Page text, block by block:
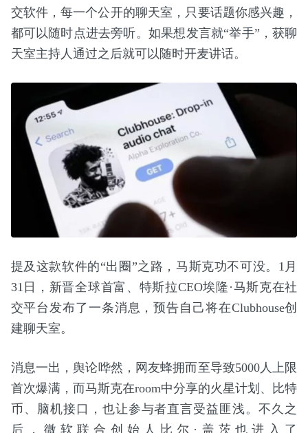
交软件，每一个公开的聊天室，只要话题你感兴趣，
都可以随时点进去旁听。如果想发言就“举手”，获聊
天室主持人通过之后就可以随时开麦讲话。
提及这款软件的“出圈”之路，马斯克功不可没。1月
31日，新晋全球首富、特斯拉CEO埃隆·马斯克在社
交平台发布了一条消息，预告自己将在Clubhouse创
建聊天室。
消息一出，舆论哗然，网友蜂拥而至导致5000人上限
首次爆满，而马斯克在room中分享的火星计划、比特
币、脑机接口，也让参与者直言受益匪浅。不久之
后，微软联合创始人比尔·盖茨也进入了